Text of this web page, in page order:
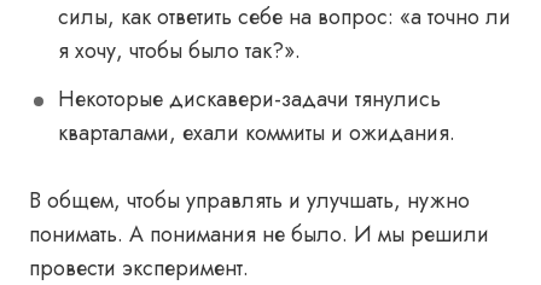
силы, как ответить себе на вопрос: «а точно ли
я хочу, чтобы было так?».
Некоторые дискавери-задачи тянулись
кварталами, ехали коммиты и ожидания.
В общем, чтобы управлять и улучшать, нужно
понимать. А понимания не было. И мы решили
провести эксперимент.